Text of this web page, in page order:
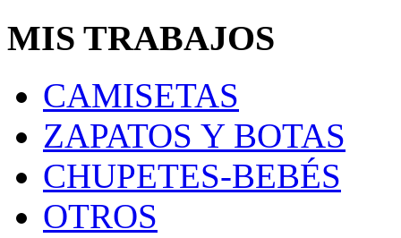
MIS TRABAJOS
CAMISETAS
ZAPATOS Y BOTAS
CHUPETES-BEBÉS
OTROS